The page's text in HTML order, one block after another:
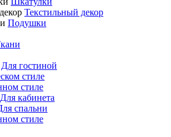
Текстильный декор
Подушки
Для гостиной
стиле
стиле
Для кабинета
спальни
стиле